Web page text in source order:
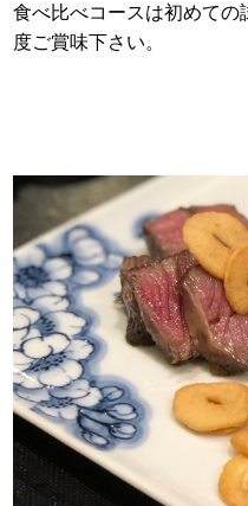
食べ比べコースは初めての
度ご賞味下さい。